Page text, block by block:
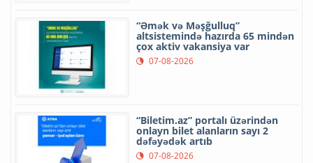
“Əmək və Məşğulluq”
altsistemində hazırda 65 mindən
çox aktiv vakansiya var
07-08-2026
“Biletim.az” portalı üzərindən
onlayn bilet alanların sayı 2
dəfəyədək artıb
07-08-2026